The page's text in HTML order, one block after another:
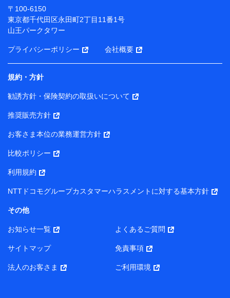
ため
（各サービスで取得したサービス利用履歴、ウェブサイ
トの閲覧履歴、購買履歴、ご契約内容等のパーソナルデ
ータを分析して、お客さまの趣味・嗜好・傾向に応じた
サービス・商品等に関するご提案や広告の配信等を行う
ことがあります。）
各種セミナーの開催のため
コンサルティングサービスの実施のため
アンケートやキャンペーン等の実施のため
上記に係る案内・手続き・管理等付帯業務を行うため
所・代表者名】
り）
株式会社NTTドコモ・フィナンシャルグループ 代表取締役
社長 廣井 孝史
東京都中央区日本橋人形町2-14-10 アーバンネット日本橋
株式会社ドコモ・インシュアランス 代表取締役社長 吉
村 忠義
また当社は、オンライン面談による保険のご相談にあたっ
〒100-6150
東京都千代田区永田町2丁目11番1号
山王パークタワー
プライバシーポリシー 会社概要
規約・方針
勧誘方針・保険契約の取扱いについて
推奨販売方針
お客さま本位の業務運営方針
比較ポリシー
利用規約
NTTドコモグループカスタマーハラスメントに対する基本方針
その他
お知らせ一覧 よくあるご質問
サイトマップ 免責事項
法人のお客さま ご利用環境